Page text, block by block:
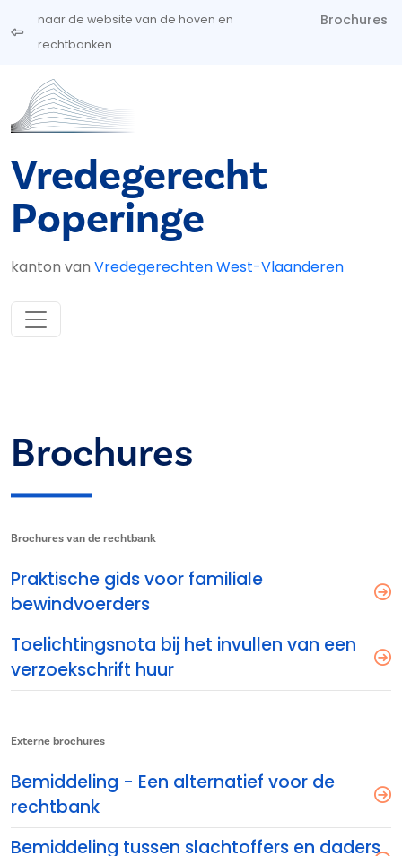
Overslaan en naar de inhoud gaan
naar de website van de hoven en
rechtbanken
Brochures
Vredegerecht
Poperinge
kanton van Vredegerechten West-Vlaanderen
Brochures
Brochures van de rechtbank
Praktische gids voor familiale
bewindvoerders
Toelichtingsnota bij het invullen van een
verzoekschrift huur
Externe brochures
Bemiddeling - Een alternatief voor de
rechtbank
Bemiddeling tussen slachtoffers en daders